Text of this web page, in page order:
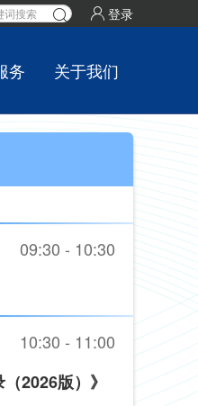
登录
务 关于我们
09:30 - 10:30
2026版）》
09:30 - 10:30